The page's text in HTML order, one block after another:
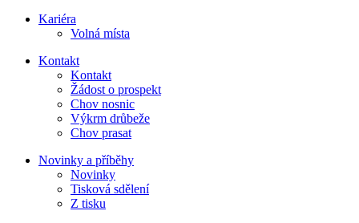
Kariéra
Volná místa
Kontakt
Kontakt
Žádost o prospekt
Chov nosnic
Výkrm drůbeže
Chov prasat
Novinky a příběhy
Novinky
Tisková sdělení
Z tisku